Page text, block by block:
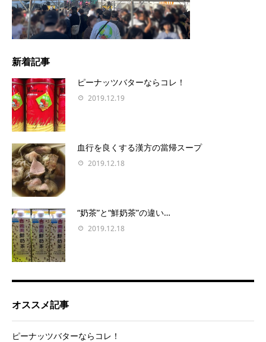
新着記事
ピーナッツバターならコレ！
2019.12.19
血行を良くする漢方の當帰スープ
2019.12.18
“奶茶”と“鮮奶茶”の違い…
2019.12.18
オススメ記事
ピーナッツバターならコレ！